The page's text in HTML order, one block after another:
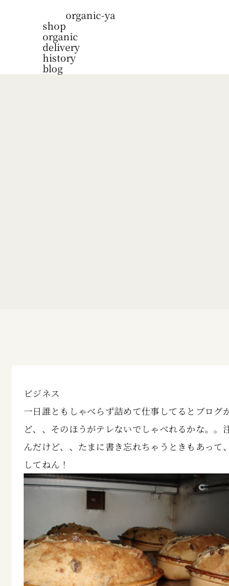
organic-ya
shop
organic
delivery
history
blog
ビジネス
一日誰ともしゃべらず詰めて仕事してるとブロ
ど、、そのほうがテレないでしゃべれるかな。
んだけど、、たまに書き忘れちゃうときもあっ
してねん！